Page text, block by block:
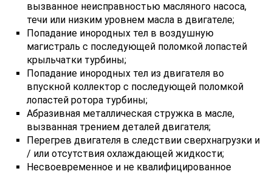
вызванное неисправностью масляного насоса,
течи или низким уровнем масла в двигателе;
Попадание инородных тел в воздушную
магистраль с последующей поломкой лопастей
крыльчатки турбины;
Попадание инородных тел из двигателя во
впускной коллектор с последующей поломкой
лопастей ротора турбины;
Абразивная металлическая стружка в масле,
вызванная трением деталей двигателя;
Перегрев двигателя в следствии сверхнагрузки и
/ или отсутствия охлаждающей жидкости;
Несвоевременное и не квалифицированное